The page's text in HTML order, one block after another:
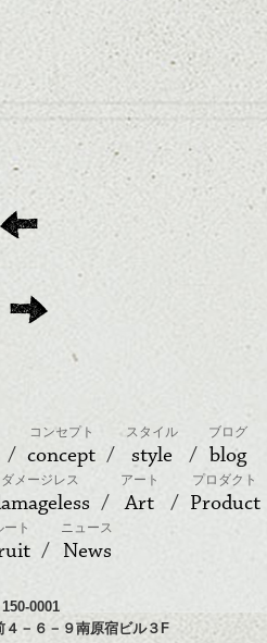
コンセプト
concept
スタイル
style
ブログ
blog
ダメージレス アート
Art
プロダクト
Product
ート ニュース
News
0001
４－６－９南原宿ビル３F